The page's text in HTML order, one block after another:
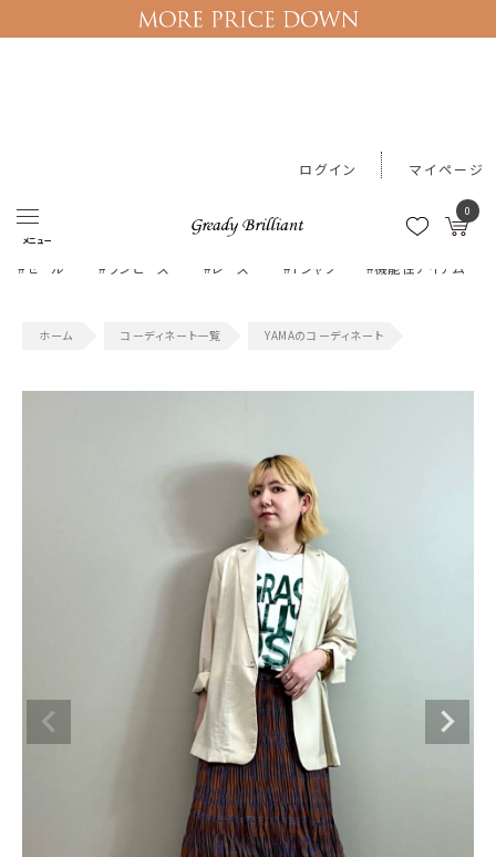
メニュー
0
ログイン マイページ
#セール #ワンピース #レース #Tシャツ #機能性アイテム
コーディネート一覧 YAMAのコーディネート